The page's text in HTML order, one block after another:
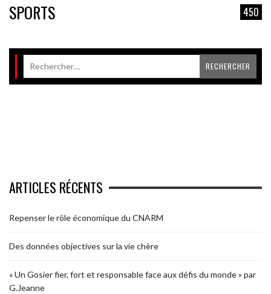
SPORTS 450
ARTICLES RÉCENTS
Repenser le rôle économique du CNARM
Des données objectives sur la vie chère
« Un Gosier fier, fort et responsable face aux défis du monde » par
G.Jeanne